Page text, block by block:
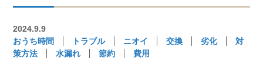
2024.9.9
おうち時間
トラブル ニオイ 交換 劣化
対
策方法
水漏れ 節約 費用